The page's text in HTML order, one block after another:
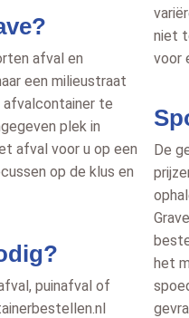
afval en
een milieustraat
afvalcontainer te
plek in
afval voor u op een
op de klus en
puinafval of
niet
voor
De
het